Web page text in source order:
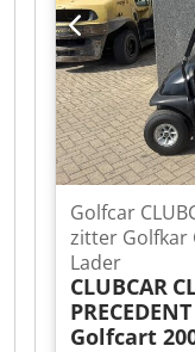
mm Aantal
kg Max.
PU-bekleding
Wielen met
Djdpfozqrynox
Golfcar
zitter Golfkar
Lader
CLUBCAR
Golfcart